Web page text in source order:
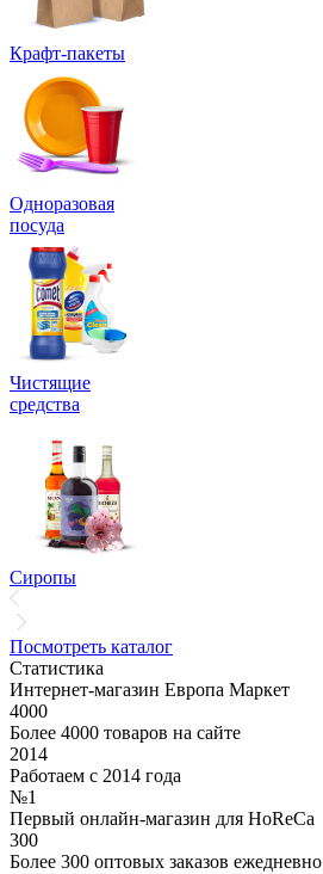
Крафт-пакеты
Одноразовая
посуда
Чистящие
средства
Сиропы
Посмотреть каталог
Статистика
Интернет-магазин Европа Маркет
4000
Более 4000 товаров на сайте
2014
Работаем с 2014 года
№1
Первый онлайн-магазин для HoReCa
300
Более 300 оптовых заказов ежедневно